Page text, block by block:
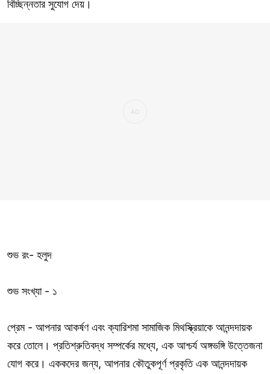
বিচ্ছিন্নতার সুযোগ দেয়।
শুভ রং- হলুদ
শুভ সংখ্যা - ১
প্রেম - আপনার আকর্ষণ এবং ক্যারিশমা সামাজিক মিথস্ক্রিয়াকে আনন্দদায়ক
করে তোলে। প্রতিশ্রুতিবদ্ধ সম্পর্কের মধ্যে, এক আশ্চর্য অঙ্গভঙ্গি উত্তেজনা
যোগ করে। এককদের জন্য, আপনার কৌতুকপূর্ণ প্রকৃতি এক আনন্দদায়ক